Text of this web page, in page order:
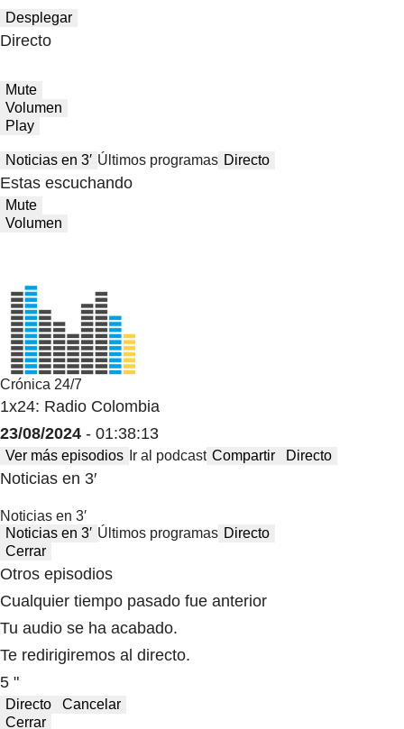
Desplegar
Directo
Mute
Volumen
Play
Noticias en 3′ Últimos programas Directo
Estas escuchando
Mute
Volumen
Crónica 24/7
1x24: Radio Colombia
23/08/2024 - 01:38:13
Ver más episodios Ir al podcast Compartir Directo
Noticias en 3′
Noticias en 3′
Noticias en 3′ Últimos programas Directo
Cerrar
Otros episodios
Cualquier tiempo pasado fue anterior
Tu audio se ha acabado.
Te redirigiremos al directo.
5 "
Directo
Cancelar
Cerrar